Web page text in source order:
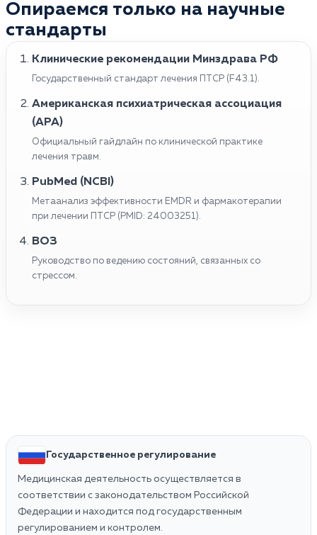
Опираемся только на научные
стандарты
Клинические рекомендации Минздрава РФ
Государственный стандарт лечения ПТСР (F43.1).
Американская психиатрическая ассоциация
(APA)
Официальный гайдлайн по клинической практике
лечения травм.
PubMed (NCBI)
Метаанализ эффективности EMDR и фармакотерапии
при лечении ПТСР (PMID: 24003251).
ВОЗ
Руководство по ведению состояний, связанных со
стрессом.
Государственное регулирование
Медицинская деятельность осуществляется в
соответствии с законодательством Российской
Федерации и находится под государственным
регулированием и контролем.